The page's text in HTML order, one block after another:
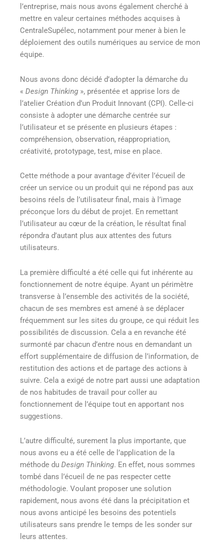
l’entreprise, mais nous avons également cherché à
mettre en valeur certaines méthodes acquises à
CentraleSupélec, notamment pour mener à bien le
déploiement des outils numériques au service de mon
équipe.
Nous avons donc décidé d’adopter la démarche du
« Design Thinking », présentée et apprise lors de
l’atelier Création d’un Produit Innovant (CPI). Celle-ci
consiste à adopter une démarche centrée sur
l’utilisateur et se présente en plusieurs étapes :
compréhension, observation, réappropriation,
créativité, prototypage, test, mise en place.
Cette méthode a pour avantage d’éviter l’écueil de
créer un service ou un produit qui ne répond pas aux
besoins réels de l’utilisateur final, mais à l’image
préconçue lors du début de projet. En remettant
l’utilisateur au cœur de la création, le résultat final
répondra d’autant plus aux attentes des futurs
utilisateurs.
La première difficulté a été celle qui fut inhérente au
fonctionnement de notre équipe. Ayant un périmètre
transverse à l’ensemble des activités de la société,
chacun de ses membres est amené à se déplacer
fréquemment sur les sites du groupe, ce qui réduit les
possibilités de discussion. Cela a en revanche été
surmonté par chacun d’entre nous en demandant un
effort supplémentaire de diffusion de l’information, de
restitution des actions et de partage des actions à
suivre. Cela a exigé de notre part aussi une adaptation
de nos habitudes de travail pour coller au
fonctionnement de l’équipe tout en apportant nos
suggestions.
L’autre difficulté, surement la plus importante, que
nous avons eu a été celle de l’application de la
méthode du Design Thinking. En effet, nous sommes
tombé dans l’écueil de ne pas respecter cette
méthodologie. Voulant proposer une solution
rapidement, nous avons été dans la précipitation et
nous avons anticipé les besoins des potentiels
utilisateurs sans prendre le temps de les sonder sur
leurs attentes.